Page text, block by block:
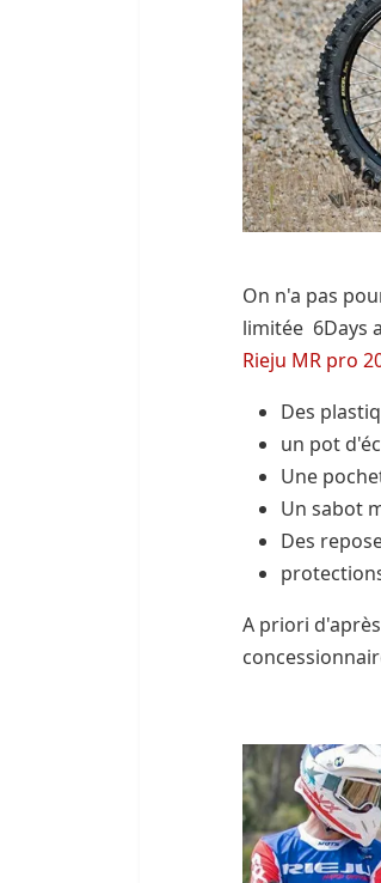
On n'a pas
limitée 6Days
Rieju MR pro
Des
un pot
Une
Un sabot
Des
A priori